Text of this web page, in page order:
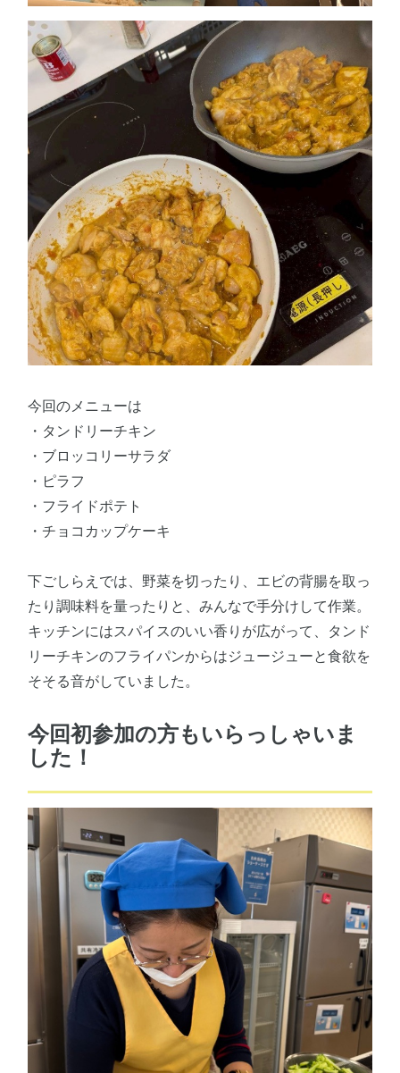
今回のメニューは
・タンドリーチキン
・ブロッコリーサラダ
・ピラフ
・フライドポテト
・チョコカップケーキ
下ごしらえでは、野菜を切ったり、エビの背腸を取っ
たり調味料を量ったりと、みんなで手分けして作業。
キッチンにはスパイスのいい香りが広がって、タンド
リーチキンのフライパンからはジュージューと食欲を
そそる音がしていました。
今回初参加の方もいらっしゃいま
した！